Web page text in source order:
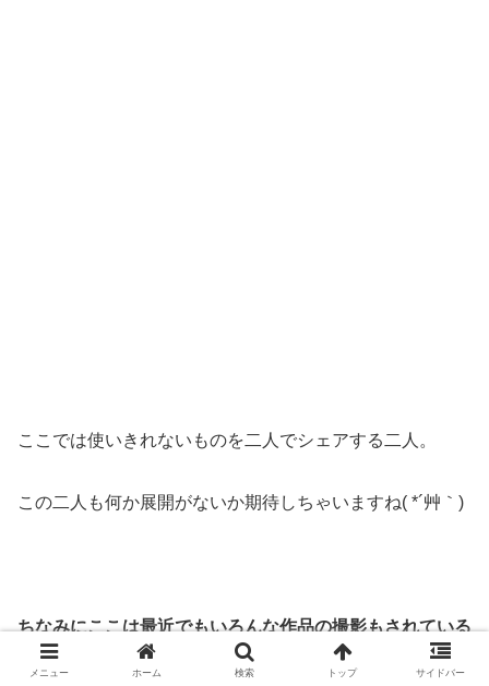
ここでは使いきれないものを二人でシェアする二人。
この二人も何か展開がないか期待しちゃいますね( *´艸｀)
ちなみにここは最近でもいろんな作品の撮影もされている
スーパーなんですよ↓↓
メニュー ホーム 検索 トップ サイドバー